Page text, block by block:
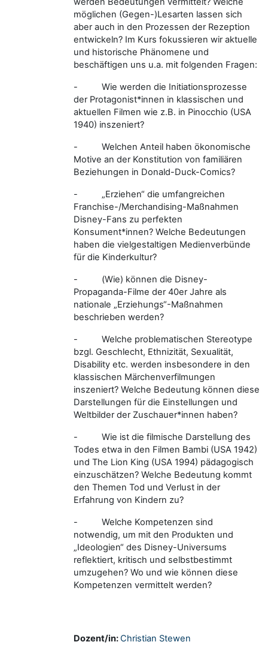
möglichen (Gegen-)Lesarten lassen sich
aber auch in den Prozessen der Rezeption
entwickeln? Im Kurs fokussieren wir aktuelle
und historische Phänomene und
beschäftigen uns u.a. mit folgenden Fragen:
- Wie werden die Initiationsprozesse
der Protagonist*innen in klassischen und
aktuellen Filmen wie z.B. in Pinocchio (USA
1940) inszeniert?
- Welchen Anteil haben ökonomische
Motive an der Konstitution von familiären
Beziehungen in Donald-Duck-Comics?
- „Erziehen“ die umfangreichen
Franchise-/Merchandising-Maßnahmen
Disney-Fans zu perfekten
Konsument*innen? Welche Bedeutungen
haben die vielgestaltigen Medienverbünde
für die Kinderkultur?
- (Wie) können die Disney-
Propaganda-Filme der 40er Jahre als
nationale „Erziehungs“-Maßnahmen
beschrieben werden?
- Welche problematischen Stereotype
bzgl. Geschlecht, Ethnizität, Sexualität,
Disability etc. werden insbesondere in den
klassischen Märchenverfilmungen
inszeniert? Welche Bedeutung können diese
Darstellungen für die Einstellungen und
Weltbilder der Zuschauer*innen haben?
- Wie ist die filmische Darstellung des
Todes etwa in den Filmen Bambi (USA 1942)
und The Lion King (USA 1994) pädagogisch
einzuschätzen? Welche Bedeutung kommt
den Themen Tod und Verlust in der
Erfahrung von Kindern zu?
- Welche Kompetenzen sind
notwendig, um mit den Produkten und
„Ideologien“ des Disney-Universums
reflektiert, kritisch und selbstbestimmt
umzugehen? Wo und wie können diese
Kompetenzen vermittelt werden?
Dozent/in:Christian Stewen